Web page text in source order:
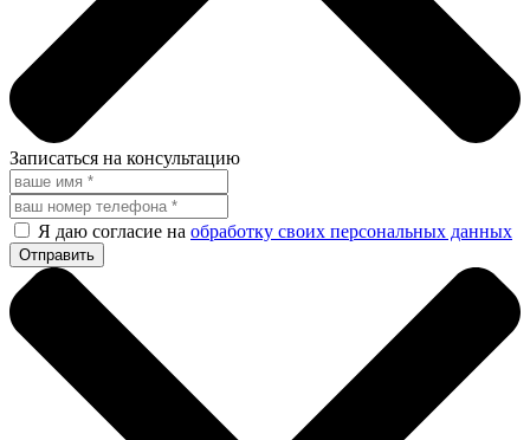
Записаться на консультацию
Я даю согласие на обработку своих персональных данных